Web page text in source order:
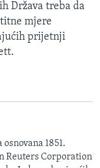
Država treba da
mjere
prijetnji
1851.
Reuters Corporation